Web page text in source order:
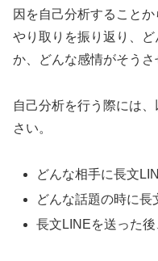
因を自己分析すること
やり取りを振り返り、
か、どんな感情がそうさ
自己分析を行う際には
さい。
どんな相手に長文
どんな話題の時に長
長文LINEを送った